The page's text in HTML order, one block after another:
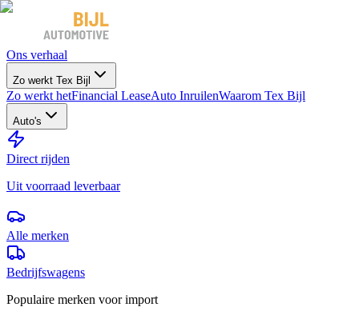
Ons verhaal
Zo werkt Tex Bijl
Zo werkt hetFinancial LeaseAuto InruilenWaarom Tex Bijl
Auto's
Direct rijden
Uit voorraad leverbaar
Alle merken
Bedrijfswagens
Populaire merken voor import